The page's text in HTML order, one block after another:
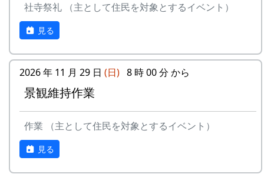
ある都会の若者が、棚田で田植えをして地元の人
に管理してもらい、収穫を楽しみに１年を過ごす
姿を想像して詩を書きました。
相棒の“うらめしあ”が曲をつけてくれて、兵庫県
のとある棚田コンサート（収穫日に田んぼでライ
ブする企画）でみんなで歌った思い出の楽曲で
す。（ポン四郎）
水と太陽の国で
9
⻩⾦の海
アンジェラ
10
11
帰郷〜2000〜9⽉吉
⽇
三畳⼀間
12 帰郷
13
僕は棚⽥の中にいる
14
静かに時は…
社寺祭礼 （主として住民を対象とするイベント）
見る
2026 年 11 月 29 日 (日) 8 時 00 分 から
景観維持作業
作業 （主として住民を対象とするイベント）
見る